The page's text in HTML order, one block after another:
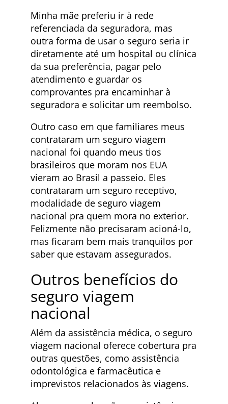
Minha mãe preferiu ir à rede
referenciada da seguradora, mas
outra forma de usar o seguro seria ir
diretamente até um hospital ou clínica
da sua preferência, pagar pelo
atendimento e guardar os
comprovantes pra encaminhar à
seguradora e solicitar um reembolso.
Outro caso em que familiares meus
contrataram um seguro viagem
nacional foi quando meus tios
brasileiros que moram nos EUA
vieram ao Brasil a passeio. Eles
contrataram um seguro receptivo,
modalidade de seguro viagem
nacional pra quem mora no exterior.
Felizmente não precisaram acioná-lo,
mas ficaram bem mais tranquilos por
saber que estavam assegurados.
Outros benefícios do
seguro viagem
nacional
Além da assistência médica, o seguro
viagem nacional oferece cobertura pra
outras questões, como assistência
odontológica e farmacêutica e
imprevistos relacionados às viagens.